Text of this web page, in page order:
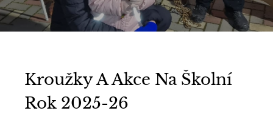
Kroužky A Akce Na Školní
Rok 2025-26